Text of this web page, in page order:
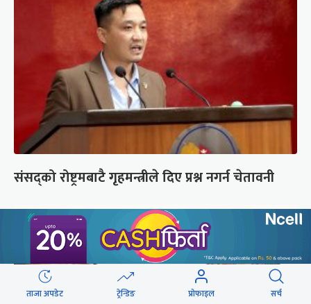
संसद्को रोष्ट्रमबाटै गृहमन्त्रीले दिए प्रश्न नगर्न चेतावनी
ताजा अपडेट ट्रेन्डिङ प्रोफाइल सर्च